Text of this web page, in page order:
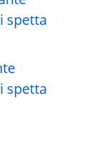
spetta